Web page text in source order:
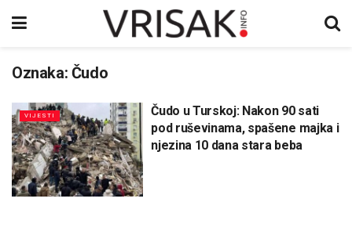
Oznaka: Čudo
VIJESTI
Čudo u Turskoj: Nakon 90 sati
pod ruševinama, spašene majka i
njezina 10 dana stara beba